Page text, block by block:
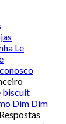
Le
biscuit
Dim Dim